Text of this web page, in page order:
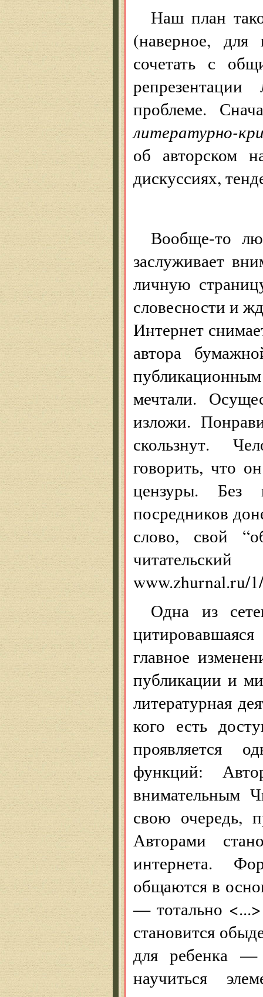
Наш план
(наверное,
сочетать с
проблеме.
литературно-
об авторском
дискуссиях,
Вообще-то
заслуживает
личную
словесности и
Интернет
автора
мечтали.
изложи.
скользнут.
говорить, что
цензуры. Без
посредников
слово, свой
www.zhurnal.ru/
Одна из
главное
публикации и
литературная
кого есть
проявляется
функций:
внимательным
свою очередь,
Авторами
интернета.
общаются в
— тотально <...>
становится
для ребенка —
научиться